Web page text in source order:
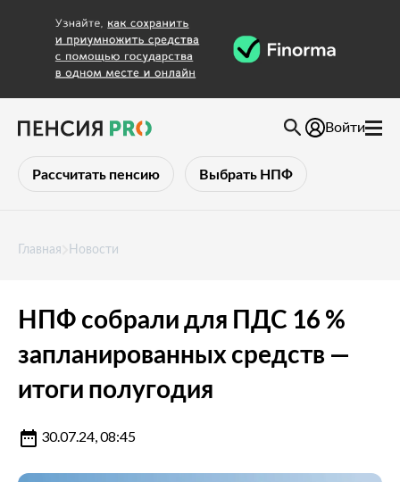
Рассчитать пенсию Выбрать НПФ
Войти
Главная Новости
НПФ собрали для ПДС 16 %
запланированных средств —
итоги полугодия
30.07.24, 08:45